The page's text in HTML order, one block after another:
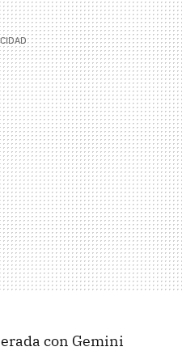
con Gemini